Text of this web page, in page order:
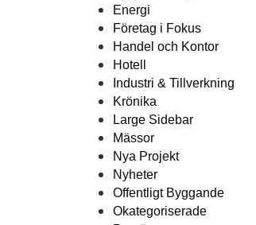
Energi
Företag i Fokus
Handel och Kontor
Hotell
Industri & Tillverkning
Krönika
Large Sidebar
Mässor
Nya Projekt
Nyheter
Offentligt Byggande
Okategoriserade